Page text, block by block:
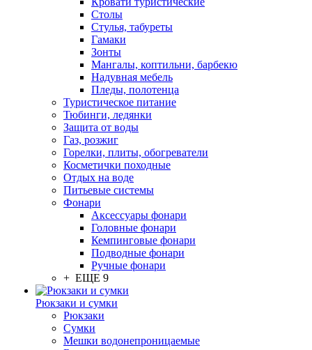
Столы
Стулья, табуреты
Гамаки
Зонты
Мангалы, коптильни, барбекю
Надувная мебель
Пледы, полотенца
Туристическое питание
Тюбинги, ледянки
Защита от воды
Газ, розжиг
Горелки, плиты, обогреватели
Косметички походные
Отдых на воде
Питьевые системы
Фонари
Аксессуары фонари
Головные фонари
Кемпинговые фонари
Подводные фонари
Ручные фонари
+ ЕЩЕ 9
Рюкзаки и сумки
Рюкзаки
Сумки
Мешки водонепроницаемые